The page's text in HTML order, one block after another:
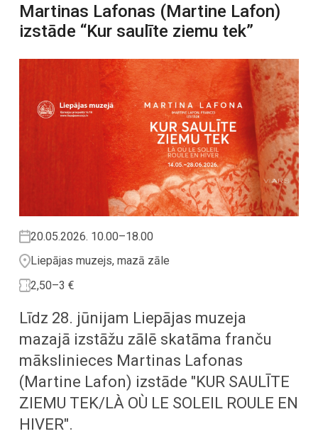
Martinas Lafonas (Martine Lafon)
izstāde “Kur saulīte ziemu tek”
20.05.2026. 10.00–18.00
Liepājas muzejs, mazā zāle
2,50–3 €
Līdz 28. jūnijam Liepājas muzeja
mazajā izstāžu zālē skatāma franču
mākslinieces Martinas Lafonas
(Martine Lafon) izstāde "KUR SAULĪTE
ZIEMU TEK/LÀ OÙ LE SOLEIL ROULE EN
HIVER".